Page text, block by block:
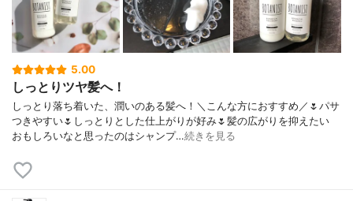
5.00
しっとりツヤ髪へ！
しっとり落ち着いた、潤いのある髪へ！＼こんな方におすすめ／🌷パサ
つきやすい🌷しっとりとした仕上がりが好み🌷髪の広がりを抑えたい
おもしろいなと思ったのはシャンプ…続きを見る